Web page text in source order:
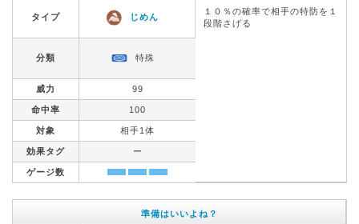
タイプ じめん
１０％の確率で相手の特防を１
段階さげる
分類 特殊
威力 99
命中率 100
対象 相手1体
効果タグ ー
ゲージ数
準備はいいよね？